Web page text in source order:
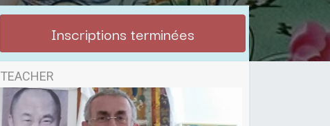
Inscriptions terminées
TEACHER